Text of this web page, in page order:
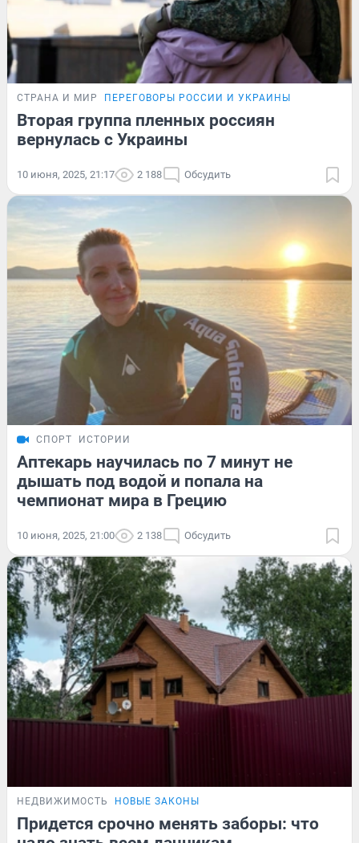
СТРАНА И МИР ПЕРЕГОВОРЫ РОССИИ И УКРАИНЫ
Вторая группа пленных россиян
вернулась с Украины
10 июня, 2025, 21:17 2 188 Обсудить
СПОРТ ИСТОРИИ
Аптекарь научилась по 7 минут не
дышать под водой и попала на
чемпионат мира в Грецию
10 июня, 2025, 21:00 2 138 Обсудить
НЕДВИЖИМОСТЬ НОВЫЕ ЗАКОНЫ
Придется срочно менять заборы: что